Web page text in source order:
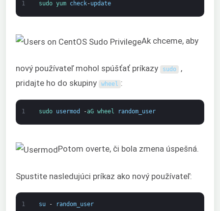
1 sudo yum check-update
Ak chceme, aby
nový používateľ mohol spúšťať príkazy sudo ,
pridajte ho do skupiny
wheel :
1 sudo usermod -aG wheel random_user
Potom overte, či bola zmena úspešná.
Spustite nasledujúci príkaz ako nový používateľ:
1 su - random_user